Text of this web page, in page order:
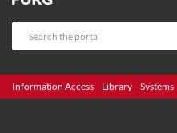
Information Access Library Systems